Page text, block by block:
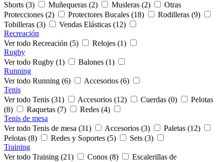
Shorts (3)
Muñequeras (2) Musleras (2)
Otras
Protecciones (2)
Protectores Bucales (18)
Rodilleras (9)
Tobilleras (3)
Vendas Elásticas (12)
Recreación
Ver todo Recreación (5)
Relojes (1)
Rugby
Ver todo Rugby (1)
Balones (1)
Running
Ver todo Running (6)
Accesorios (6)
Tenis
Ver todo Tenis (31)
Accesorios (12) Cuerdas (0)
Pelotas
(8)
Raquetas (7)
Redes (4)
Tenis de mesa
Ver todo Tenis de mesa (31)
Accesorios (3)
Paletas (12)
Pelotas (8)
Redes y Soportes (5)
Sets (3)
Training
Ver todo Training (21)
Conos (8)
Escalerillas de